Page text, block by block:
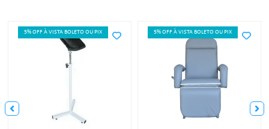
5% OFF À VISTA BOLETO OU PIX 5% OFF À VISTA BOLETO OU PIX